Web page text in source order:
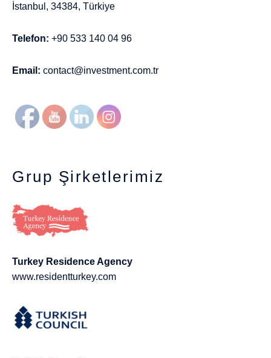
İstanbul, 34384, Türkiye
Telefon: +90 533 140 04 96
Email: contact@investment.com.tr
Grup Şirketlerimiz
Turkey Residence Agency
www.residentturkey.com